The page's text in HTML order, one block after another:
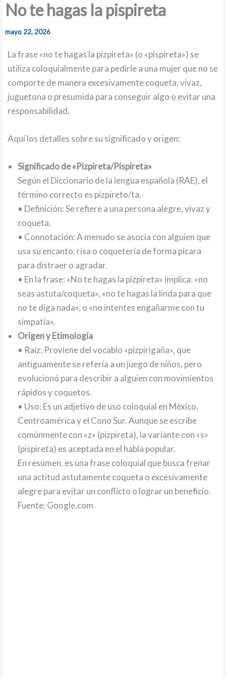
No te hagas la pispireta
mayo 22, 2026
La frase «no te hagas la pizpireta» (o «pispireta») se
utiliza coloquialmente para pedirle a una mujer que no se
comporte de manera excesivamente coqueta, vivaz,
juguetona o presumida para conseguir algo o evitar una
responsabilidad.
Aquí los detalles sobre su significado y origen:
Significado de «Pizpireta/Pispireta»
Según el Diccionario de la lengua española (RAE), el
término correcto es pizpireto/ta.
• Definición: Se refiere a una persona alegre, vivaz y
coqueta.
• Connotación: A menudo se asocia con alguien que
usa su encanto, risa o coquetería de forma pícara
para distraer o agradar.
• En la frase: «No te hagas la pizpireta» implica: «no
seas astuta/coqueta», «no te hagas la linda para que
no te diga nada», o «no intentes engañarme con tu
simpatía».
Origen y Etimología
• Raíz: Proviene del vocablo «pizpirigaña», que
antiguamente se refería a un juego de niños, pero
evolucionó para describir a alguien con movimientos
rápidos y coquetos.
• Uso: Es un adjetivo de uso coloquial en México,
Centroamérica y el Cono Sur. Aunque se escribe
comúnmente con «z» (pizpireta), la variante con «s»
(pispireta) es aceptada en el habla popular.
En resumen, es una frase coloquial que busca frenar
una actitud astutamente coqueta o excesivamente
alegre para evitar un conflicto o lograr un beneficio.
Fuente: Google.com